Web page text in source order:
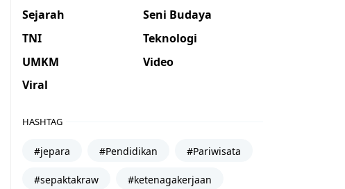
Sejarah
Seni Budaya
TNI
Teknologi
UMKM
Video
Viral
HASHTAG
#jepara #Pendidikan #Pariwisata
#sepaktakraw #ketenagakerjaan